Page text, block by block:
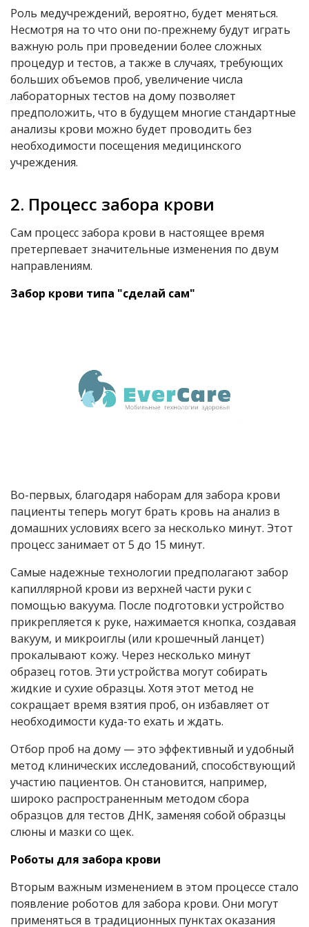
Роль медучреждений, вероятно, будет меняться.
Несмотря на то что они по-прежнему будут играть
важную роль при проведении более сложных
процедур и тестов, а также в случаях, требующих
больших объемов проб, увеличение числа
лабораторных тестов на дому позволяет
предположить, что в будущем многие стандартные
анализы крови можно будет проводить без
необходимости посещения медицинского
учреждения.
2. Процесс забора крови
Сам процесс забора крови в настоящее время
претерпевает значительные изменения по двум
направлениям.
Забор крови типа "сделай сам"
Во-первых, благодаря наборам для забора крови
пациенты теперь могут брать кровь на анализ в
домашних условиях всего за несколько минут. Этот
процесс занимает от 5 до 15 минут.
Самые надежные технологии предполагают забор
капиллярной крови из верхней части руки с
помощью вакуума. После подготовки устройство
прикрепляется к руке, нажимается кнопка, создавая
вакуум, и микроиглы (или крошечный ланцет)
прокалывают кожу. Через несколько минут
образец готов. Эти устройства могут собирать
жидкие и сухие образцы. Хотя этот метод не
сокращает время взятия проб, он избавляет от
необходимости куда-то ехать и ждать.
Отбор проб на дому — это эффективный и удобный
метод клинических исследований, способствующий
участию пациентов. Он становится, например,
широко распространенным методом сбора
образцов для тестов ДНК, заменяя собой образцы
слюны и мазки со щек.
Роботы для забора крови
Вторым важным изменением в этом процессе стало
появление роботов для забора крови. Они могут
применяться в традиционных пунктах оказания